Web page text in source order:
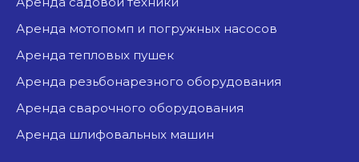
аренда мотопомп и погружных насосов
аренда тепловых пушек
аренда резьбонарезного оборудования
аренда сварочного оборудования
аренда шлифовальных машин